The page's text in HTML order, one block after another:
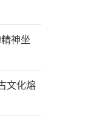
神坐
文化熔